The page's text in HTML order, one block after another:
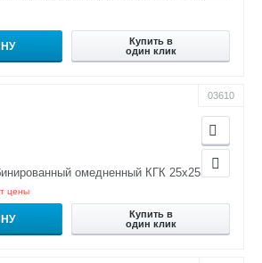
Купить в
один клик
03610
омедненный КГК 25х25
цены
Купить в
один клик